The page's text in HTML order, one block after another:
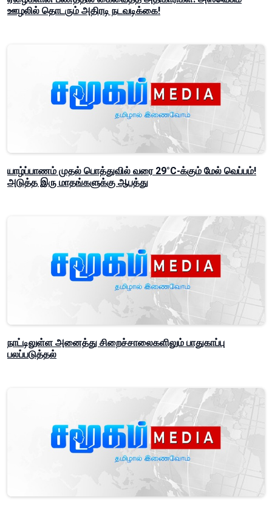
ஊழலில் தொடரும் அதிரடி நடவடிக்கை!
யாழ்ப்பாணம் முதல் பொத்துவில் வரை 29°C-க்கும் மேல் வெப்பம்!
அடுத்த இரு மாதங்களுக்கு ஆபத்து
நாட்டிலுள்ள அனைத்து சிறைச்சாலைகளிலும் பாதுகாப்பு
பலப்படுத்தல்